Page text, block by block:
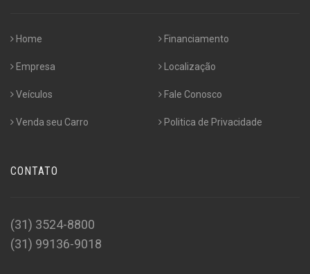
Home
Empresa
Veículos
Venda seu Carro
Financiamento
Localização
Fale Conosco
Politica de Privacidade
CONTATO
(31) 3524-8800
(31) 99136-9018